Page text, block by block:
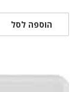
הוספה לסל